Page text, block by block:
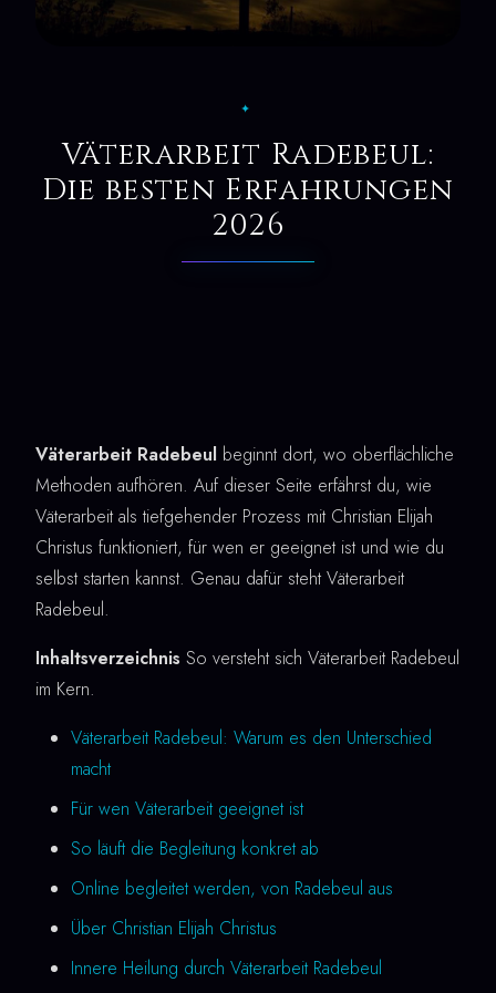
✦
Väterarbeit Radebeul:
Die besten Erfahrungen
2026
Väterarbeit Radebeul beginnt dort, wo oberflächliche
Methoden aufhören. Auf dieser Seite erfährst du, wie
Väterarbeit als tiefgehender Prozess mit Christian Elijah
Christus funktioniert, für wen er geeignet ist und wie du
selbst starten kannst. Genau dafür steht Väterarbeit
Radebeul.
Inhaltsverzeichnis So versteht sich Väterarbeit Radebeul
im Kern.
Väterarbeit Radebeul: Warum es den Unterschied
macht
Für wen Väterarbeit geeignet ist
So läuft die Begleitung konkret ab
Online begleitet werden, von Radebeul aus
Über Christian Elijah Christus
Innere Heilung durch Väterarbeit Radebeul